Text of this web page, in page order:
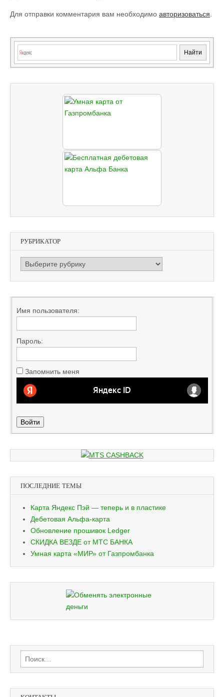
Для отправки комментария вам необходимо авторизоваться
РУБРИКАТОР
РУБРИКАТОР
Имя пользователя:
Пароль:
Запомнить меня
Войти
ПОСЛЕДНИЕ ТЕМЫ
Карта Яндекс Пэй — теперь и в пластике
Дебетовая Альфа-карта
Обновление прошивок Ledger
СКИДКА ВЕЗДЕ от МТС БАНКА
Умная карта «МИР» от Газпромбанка
Найти: